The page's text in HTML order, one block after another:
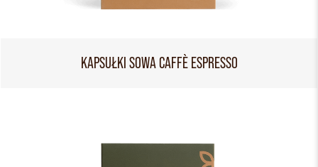
KAPSUŁKI SOWA CAFFÈ ESPRESSO